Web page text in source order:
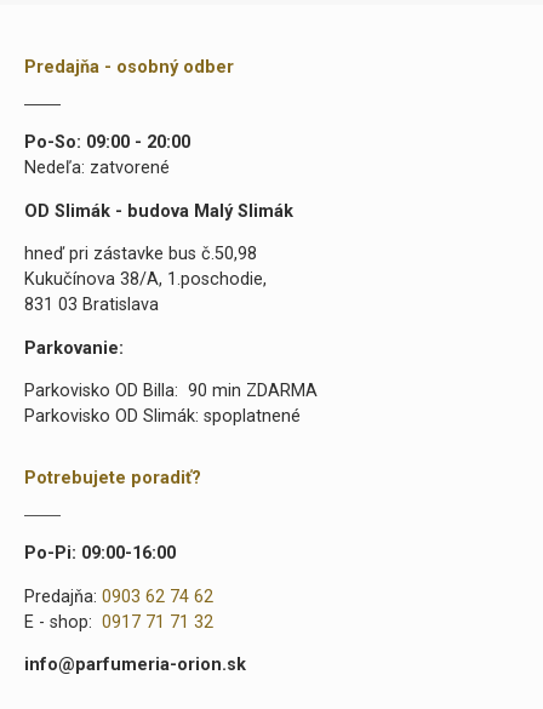
Predajňa - osobný odber
Po-So: 09:00 - 20:00
Nedeľa: zatvorené
OD Slimák - budova Malý Slimák
hneď pri zástavke bus č.50,98
Kukučínova 38/A, 1.poschodie,
831 03 Bratislava
Parkovanie:
Parkovisko OD Billa: 90 min ZDARMA
Parkovisko OD Slimák: spoplatnené
Potrebujete poradiť?
Po-Pi: 09:00-16:00
Predajňa: 0903 62 74 62
E - shop: 0917 71 71 32
info@parfumeria-orion.sk